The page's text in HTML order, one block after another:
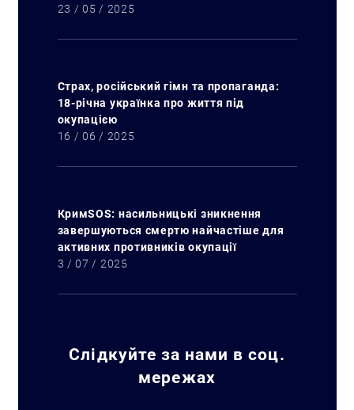
23 / 05 / 2025
Страх, російський гімн та пропаганда:
18-річна українка про життя під
окупацією
16 / 06 / 2025
КримSOS: насильницькі зникнення
завершуються смертю найчастіше для
активних противників окупації
3 / 07 / 2025
Слідкуйте за нами в соц.
мережах